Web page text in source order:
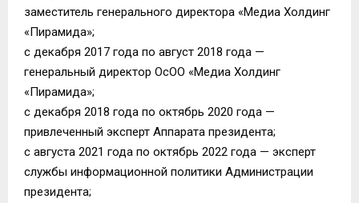
заместитель генерального директора «Медиа Холдинг
«Пирамида»;
с декабря 2017 года по август 2018 года —
генеральный директор ОсОО «Медиа Холдинг
«Пирамида»;
с декабря 2018 года по октябрь 2020 года —
привлеченный эксперт Аппарата президента;
с августа 2021 года по октябрь 2022 года — эксперт
службы информационной политики Администрации
президента;